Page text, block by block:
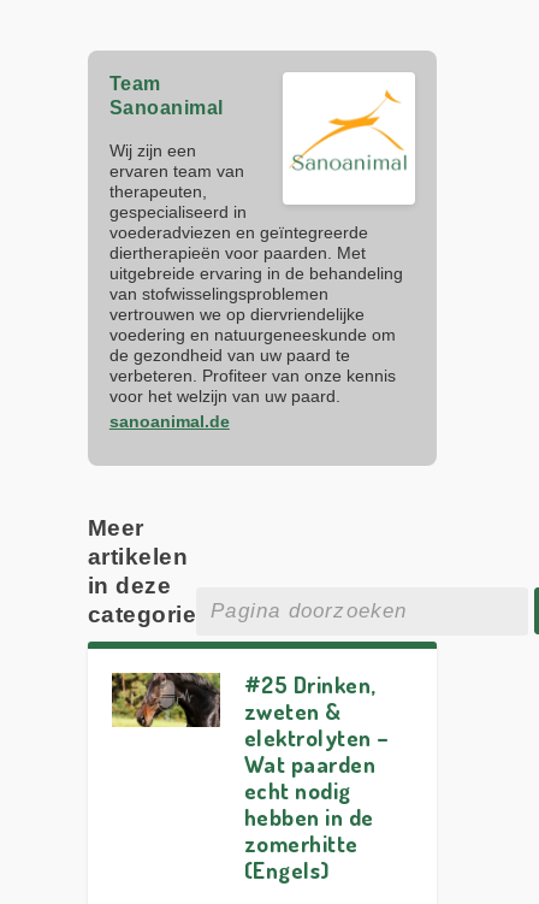
Team
Sanoanimal
Wij zijn een
ervaren team van
therapeuten,
gespecialiseerd in
voederadviezen en geïntegreerde
diertherapieën voor paarden. Met
uitgebreide ervaring in de behandeling
van stofwisselingsproblemen
vertrouwen we op diervriendelijke
voedering en natuurgeneeskunde om
de gezondheid van uw paard te
verbeteren. Profiteer van onze kennis
voor het welzijn van uw paard.
sanoanimal.de
Meer
artikelen
in deze
categorie
#25 Drinken,
zweten &
elektrolyten –
Wat paarden
echt nodig
hebben in de
zomerhitte
(Engels)